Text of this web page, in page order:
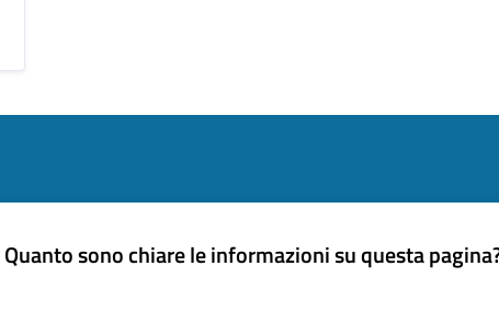
Quanto sono chiare le informazioni su questa